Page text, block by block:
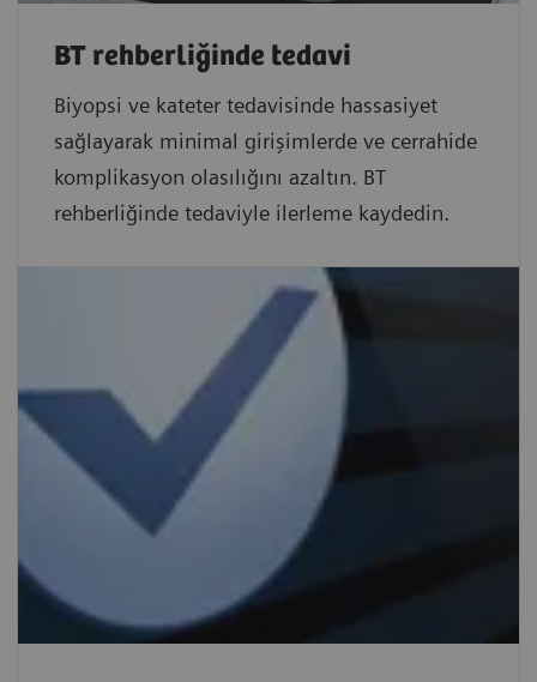
BT rehberliğinde tedavi
Biyopsi ve kateter tedavisinde hassasiyet
sağlayarak minimal girişimlerde ve cerrahide
komplikasyon olasılığını azaltın. BT
rehberliğinde tedaviyle ilerleme kaydedin.